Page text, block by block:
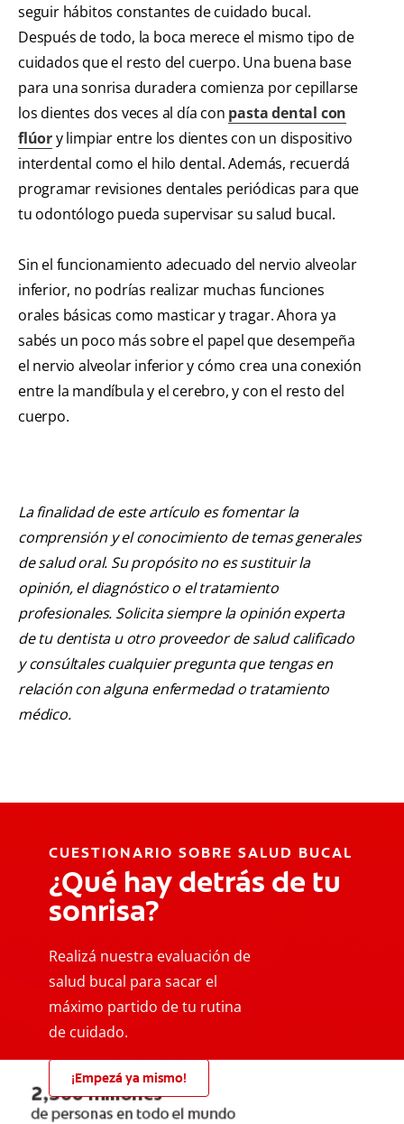
seguir hábitos constantes de cuidado bucal.
Después de todo, la boca merece el mismo tipo de
cuidados que el resto del cuerpo. Una buena base
para una sonrisa duradera comienza por cepillarse
los dientes dos veces al día con pasta dental con
flúory limpiar entre los dientes con un dispositivo
interdental como el hilo dental. Además, recuerdá
programar revisiones dentales periódicas para que
tu odontólogo pueda supervisar su salud bucal.
Sin el funcionamiento adecuado del nervio alveolar
inferior, no podrías realizar muchas funciones
orales básicas como masticar y tragar. Ahora ya
sabés un poco más sobre el papel que desempeña
el nervio alveolar inferior y cómo crea una conexión
entre la mandíbula y el cerebro, y con el resto del
cuerpo.
La finalidad de este artículo es fomentar la
comprensión y el conocimiento de temas generales
de salud oral. Su propósito no es sustituir la
opinión, el diagnóstico o el tratamiento
profesionales. Solicita siempre la opinión experta
de tu dentista u otro proveedor de salud calificado
y consúltales cualquier pregunta que tengas en
relación con alguna enfermedad o tratamiento
médico.
CUESTIONARIO SOBRE SALUD BUCAL
¿Qué hay detrás de tu
sonrisa?
Realizá nuestra evaluación de
salud bucal para sacar el
máximo partido de tu rutina
de cuidado.
¡Empezá ya mismo!